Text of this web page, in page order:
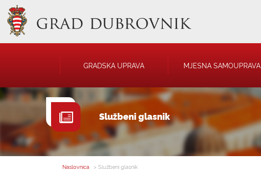
GRADSKA UPRAVA
GRADONAČELNIK
GRADSKO VIJEĆE
UPRAVNA TIJELA
SAVJET MLADIH
NATJEČAJI
JAVNA OBJAVA RJEŠENJA
USTANOVE
KOMUNALNA I TRGOVAČKA
MJESNA SAMOUPRAVA
Službeni glasnik
Naslovnica > Službeni glasnik